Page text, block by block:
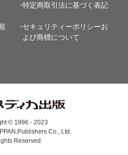
特定商取引法に基づく表記
セキュリティーポリシーお
よび商標について
© 1996 - 2023
Co., Ltd.
Reserved.